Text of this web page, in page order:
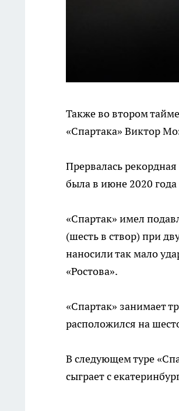
Также во втором
«Спартака» Виктор
Прервалась
была в июне 2020
«Спартак» имел
(шесть в створ) при
наносили так мало
«Ростова».
«Спартак» занимает
расположился на
В следующем туре
сыграет с